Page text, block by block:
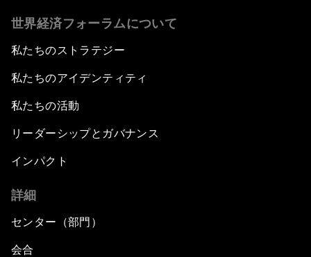
世界経済フォーラムについて
私たちのストラテジー
私たちのアイデンティティ
私たちの活動
リーダーシップとガバナンス
インパクト
詳細
センター（部門）
会合